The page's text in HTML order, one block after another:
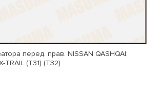
перед. прав. NISSAN QASHQAI;
TRAIL (T31) (T32)